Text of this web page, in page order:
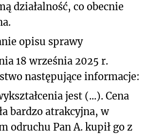
działalność, co obecnie
opisu sprawy
18 września 2025 r.
następujące informacje:
jest (...). Cena
bardzo atrakcyjna, w
odruchu Pan A. kupił go z